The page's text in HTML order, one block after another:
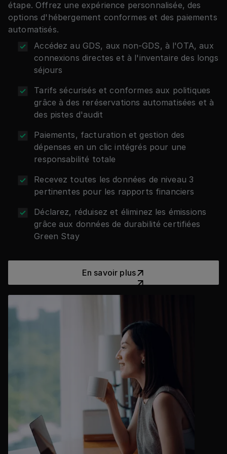
émissions de CO₂ par nuitée et une acceptation du
VCC de 98 %.
adoption du programme contre 34 % avant le HRS
-6.5%
évitement des coûts par rapport aux tarifs publics
Lire l'étude de cas
Lire l'étude de cas
étape. Offrez une expérience personnalisée, des
options d'hébergement conformes et des paiements
automatisés.
Accédez au GDS, aux non-GDS, à l'OTA, aux
connexions directes et à l'inventaire des longs
séjours
Tarifs sécurisés et conformes aux politiques
grâce à des reréservations automatisées et à
des pistes d'audit
Paiements, facturation et gestion des
dépenses en un clic intégrés pour une
responsabilité totale
Recevez toutes les données de niveau 3
pertinentes pour les rapports financiers
Déclarez, réduisez et éliminez les émissions
grâce aux données de durabilité certifiées
Green Stay
En savoir plus